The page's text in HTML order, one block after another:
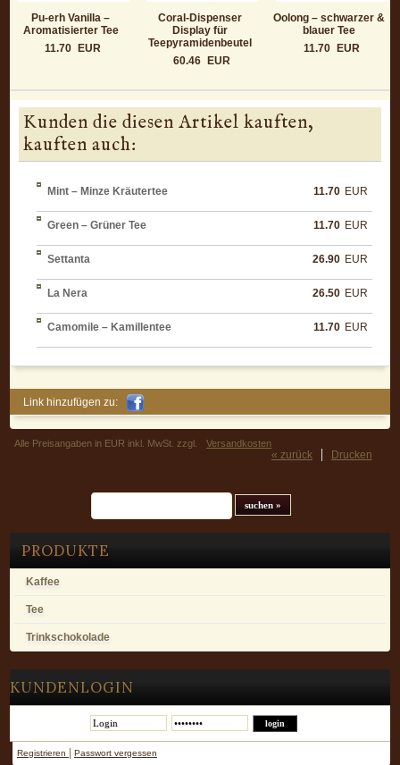
PRODUKTE
Kaffee
Tee
Trinkschokolade
KUNDENLOGIN
Registrieren Passwort vergessen
Pu-erh Vanilla –
Aromatisierter Tee
11.70
EUR
Coral-Dispenser
Display für
Teepyramidenbeutel
60.46
EUR
Oolong – schwarzer &
blauer Tee
11.70
EUR
Kunden die diesen Artikel kauften,
kauften auch:
Mint – Minze Kräutertee 11.70 EUR
Green – Grüner Tee 11.70 EUR
Settanta 26.90 EUR
La Nera 26.50 EUR
Camomile – Kamillentee 11.70 EUR
Link hinzufügen zu:
Alle Preisangaben in EUR inkl. MwSt. zzgl. Versandkosten
Drucken
« zurück